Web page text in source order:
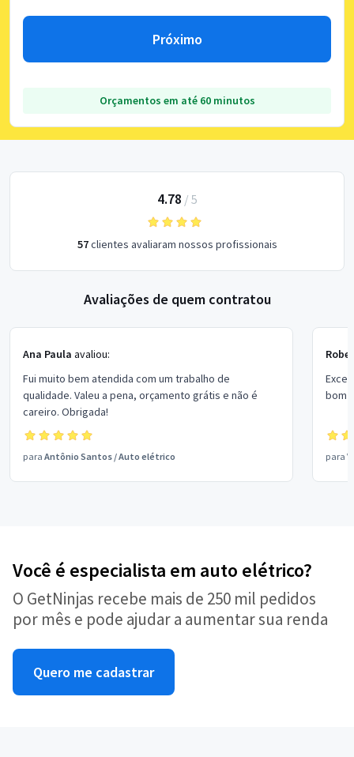
Próximo
Orçamentos em até 60 minutos
4.78 / 5
57clientes avaliaram nossos profissionais
Avaliações de quem contratou
Ana Paula avaliou:
Fui muito bem atendida com um trabalho de
qualidade. Valeu a pena, orçamento grátis e não é
careiro. Obrigada!
para Antônio Santos /Auto elétrico
bom
para
Você é especialista em auto elétrico?
O GetNinjas recebe mais de 250 mil pedidos
por mês e pode ajudar a aumentar sua renda
Quero me cadastrar